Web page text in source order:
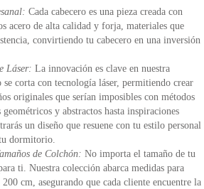
Cada cabecero es una pieza creada con
acero de alta calidad y forja, materiales que
convirtiendo tu cabecero en una inversión
Láser: La innovación es clave en nuestra
se corta con tecnología láser, permitiendo crear
originales que serían imposibles con métodos
y abstractos hasta inspiraciones
un diseño que resuene con tu estilo personal
dormitorio.
de Colchón: No importa el tamaño de tu
ti. Nuestra colección abarca medidas para
cm, asegurando que cada cliente encuentre la